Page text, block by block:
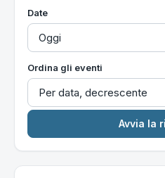
Date
Ordina gli eventi